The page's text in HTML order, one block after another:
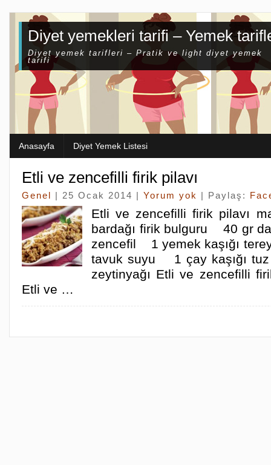
Diyet yemekleri tarifi – Yemek
Diyet yemek tarifleri – Pratik ve light diyet yemek
tarifi
Anasayfa Diyet Yemek Listesi
Etli ve zencefilli firik pilavı
Genel | 25 Ocak 2014 | Yorum yok | Paylaş:
Etli ve zencefilli firik pilavı
bardağı firik bulguru 40 gr
zencefil 1 yemek kaşığı
tavuk suyu 1 çay kaşığı
zeytinyağı Etli ve zencefilli
Etli ve …